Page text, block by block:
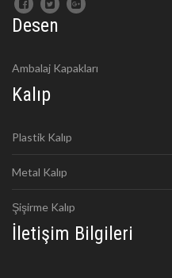
Desen
Ambalaj Kapakları
Kalıp
Plastik Kalıp
Metal Kalıp
Şişirme Kalıp
İletişim Bilgileri